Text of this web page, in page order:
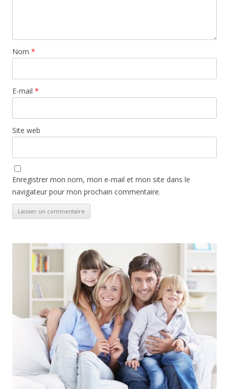
Nom *
E-mail *
Site web
Enregistrer mon nom, mon e-mail et mon site dans le
navigateur pour mon prochain commentaire.